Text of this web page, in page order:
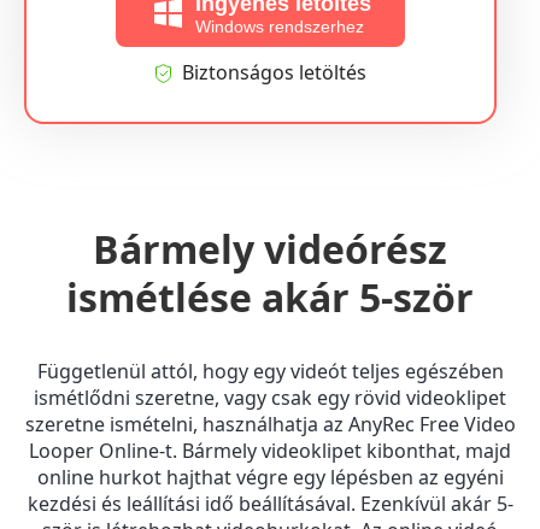
Windows rendszerhez
Biztonságos letöltés
Bármely videórész
ismétlése akár 5-ször
Függetlenül attól, hogy egy videót teljes egészében
ismétlődni szeretne, vagy csak egy rövid videoklipet
szeretne ismételni, használhatja az AnyRec Free Video
Looper Online-t. Bármely videoklipet kibonthat, majd
online hurkot hajthat végre egy lépésben az egyéni
kezdési és leállítási idő beállításával. Ezenkívül akár 5-